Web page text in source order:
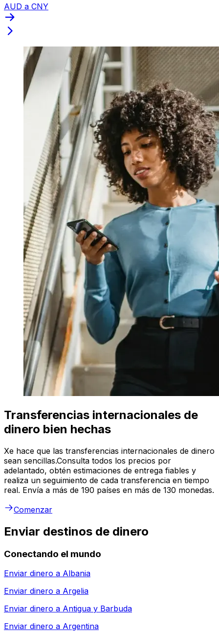
AUD a CNY
Transferencias internacionales de
dinero bien hechas
Xe hace que las transferencias internacionales de dinero
sean sencillas.Consulta todos los precios por
adelantado, obtén estimaciones de entrega fiables y
realiza un seguimiento de cada transferencia en tiempo
real. Envía a más de 190 países en más de 130 monedas.
Comenzar
Enviar destinos de dinero
Conectando el mundo
Enviar dinero a Albania
Enviar dinero a Argelia
Enviar dinero a Antigua y Barbuda
Enviar dinero a Argentina